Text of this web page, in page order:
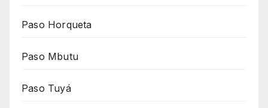
Paso Horqueta
Paso Mbutu
Paso Tuyá